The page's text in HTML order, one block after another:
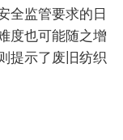
全监管要求的日
度也可能随之增
提示了废旧纺织